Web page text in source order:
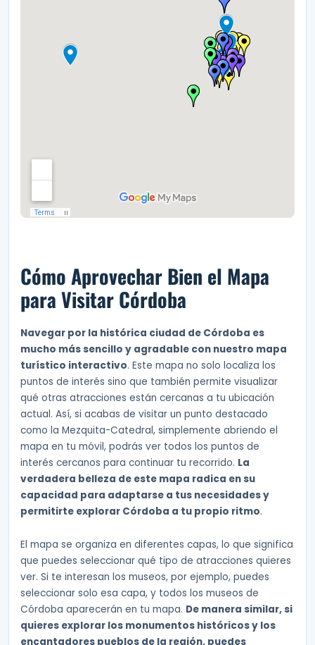
Cómo Aprovechar Bien el Mapa
para Visitar Córdoba
Navegar por la histórica ciudad de Córdoba es
mucho más sencillo y agradable con nuestro mapa
turístico interactivo. Este mapa no solo localiza los
puntos de interés sino que también permite visualizar
qué otras atracciones están cercanas a tu ubicación
actual. Así, si acabas de visitar un punto destacado
como la Mezquita-Catedral, simplemente abriendo el
mapa en tu móvil, podrás ver todos los puntos de
interés cercanos para continuar tu recorrido. La
verdadera belleza de este mapa radica en su
capacidad para adaptarse a tus necesidades y
permitirte explorar Córdoba a tu propio ritmo.
El mapa se organiza en diferentes capas, lo que significa
que puedes seleccionar qué tipo de atracciones quieres
ver. Si te interesan los museos, por ejemplo, puedes
seleccionar solo esa capa, y todos los museos de
Córdoba aparecerán en tu mapa. De manera similar, si
quieres explorar los monumentos históricos y los
encantadores pueblos de la región, puedes